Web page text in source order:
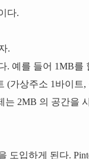
다.
.
. 예를 들어 1MB를
(가상주소 1바이트,
는 2MB 의 공간을
도입하게 된다.